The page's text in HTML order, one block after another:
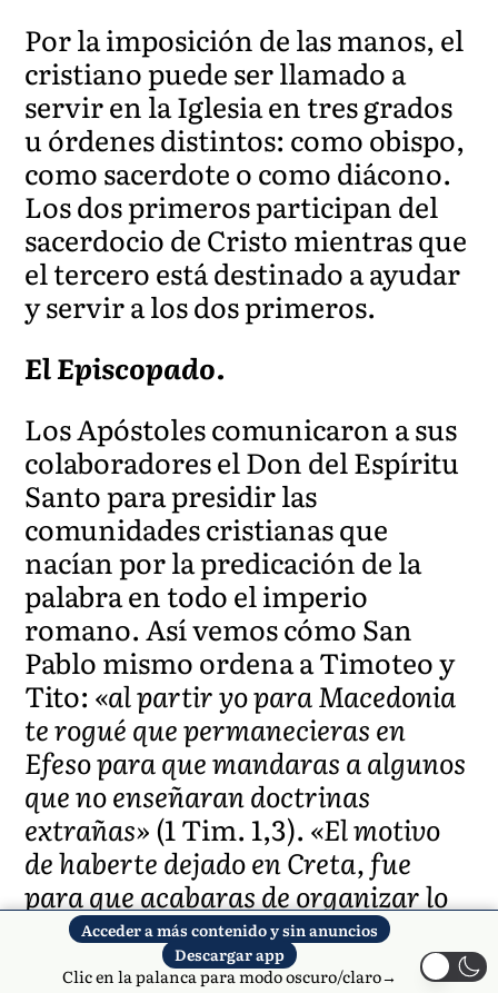
Por la imposición de las manos, el
cristiano puede ser llamado a
servir en la Iglesia en tres grados
u órdenes distintos: como obispo,
como sacerdote o como diácono.
Los dos primeros participan del
sacerdocio de Cristo mientras que
el tercero está destinado a ayudar
y servir a los dos primeros.
El Episcopado.
Los Apóstoles comunicaron a sus
colaboradores el Don del Espíritu
Santo para presidir las
comunidades cristianas que
nacían por la predicación de la
palabra en todo el imperio
romano. Así vemos cómo San
Pablo mismo ordena a Timoteo y
Tito: «al partir yo para Macedonia
te rogué que permanecieras en
Efeso para que mandaras a algunos
que no enseñaran doctrinas
extrañas»(1 Tim. 1,3). «El motivo
de haberte dejado en Creta, fue
para que acabaras de organizar lo
que faltaba y establecieras
presbíteros en cada ciudad como yo
Acceder a más contenido y sin anuncios
Descargar app
Clic en la palanca para modo oscuro/claro→